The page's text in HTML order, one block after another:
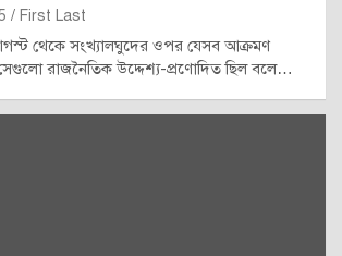
First Last
থেকে সংখ্যালঘুদের ওপর যেসব আক্রমণ
রাজনৈতিক উদ্দেশ্য-প্রণোদিত ছিল বলে…